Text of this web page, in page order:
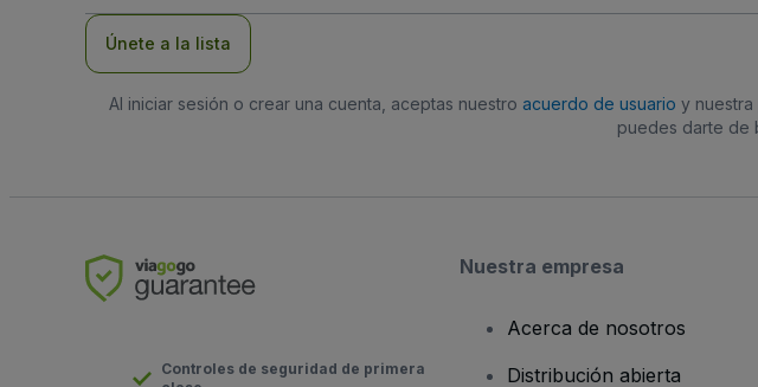
Únete a la lista
Al iniciar sesión o crear una cuenta, aceptas nuestro acuerdo de usuario y nuestra
puedes darte de
Controles de seguridad de primera
Nuestra empresa
Acerca de nosotros
Distribución abierta